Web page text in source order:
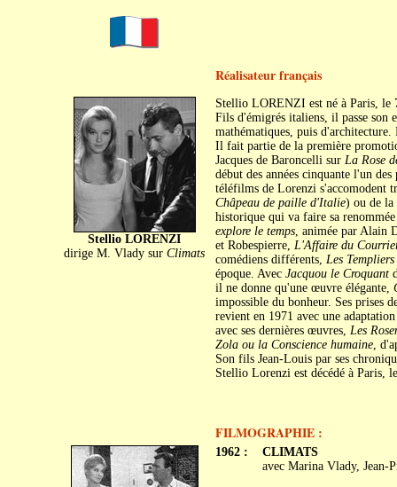
Réalisateur français
Stellio LORENZI
dirige M. Vlady sur Climats
Stellio LORENZI est né à Paris, le
Fils d'émigrés italiens, il passe son
mathématiques, puis
Il fait partie de la première
Jacques de Baroncelli sur La Rose
début des années cinquante l'un
téléfilms de Lorenzi s'accomodent
Châpeau de paille d'Italie) ou de la
historique qui va faire sa
explore le temps, animée par Alain
et Robespierre, L'Affaire du
comédiens différents, Les Templiers
époque. Avec Jacquou le Croquant
il ne donne qu'une œuvre élégante,
impossible du bonheur. Ses prises
revient en 1971 avec une
avec ses dernières œuvres, Les
Zola ou la Conscience humaine,
Son fils Jean-Louis par ses
Stellio Lorenzi est décédé à Paris,
FILMOGRAPHIE :
1962 :
CLIMATS
avec Marina Vlady,